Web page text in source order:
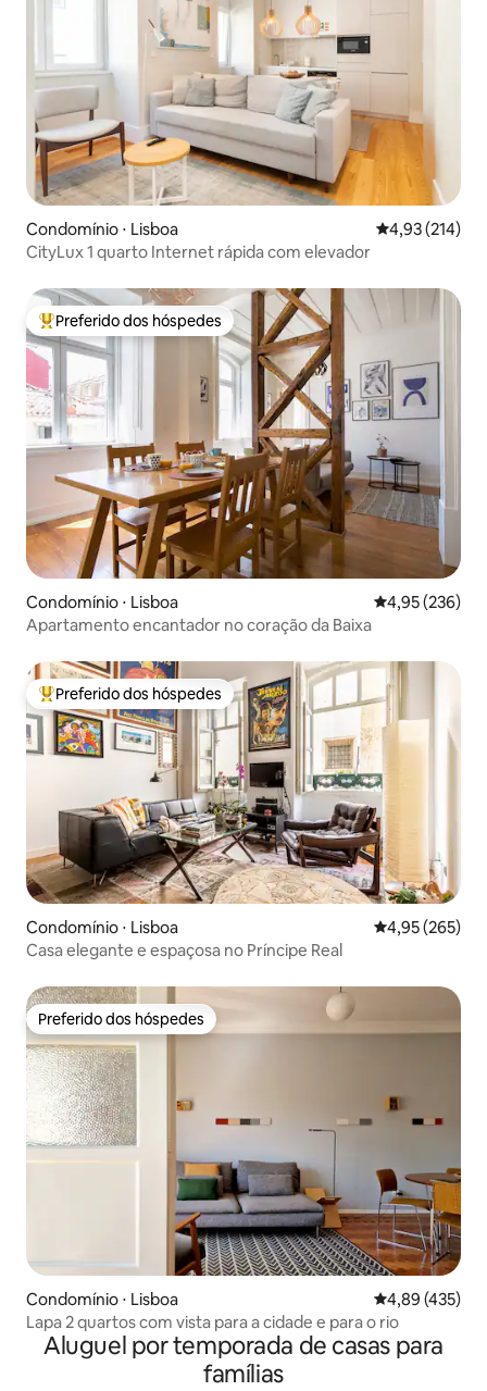
Condomínio ⋅ Lisboa 4,93 de uma
4,93 (214)
CityLux 1 quarto Internet rápida com elevador
Entre os melhores preferidos dos hóspedes
Preferido dos hóspedes
Condomínio ⋅ Lisboa 4,95 de uma
4,95 (236)
Apartamento encantador no coração da Baixa
Entre os melhores preferidos dos hóspedes
Preferido dos hóspedes
Condomínio ⋅ Lisboa 4,95 de uma
4,95 (265)
Casa elegante e espaçosa no Príncipe Real
Preferido dos hóspedes
Preferido dos hóspedes
Condomínio ⋅ Lisboa 4,89 de uma
4,89 (435)
Lapa 2 quartos com vista para a cidade e para o rio
Aluguel por temporada de casas para
famílias